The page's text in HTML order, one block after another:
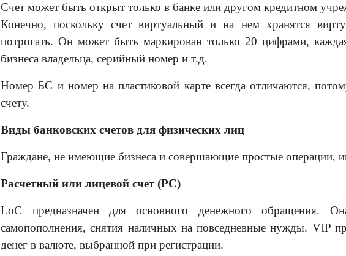
Счет может быть открыт только в банке или другом кредитном
Конечно, поскольку счет виртуальный и на нем хранятся
потрогать. Он может быть маркирован только 20 цифрами,
бизнеса владельца, серийный номер и т.д.
Номер БС и номер на пластиковой карте всегда отличаются,
счету.
Виды банковских счетов для физических лиц
Граждане, не имеющие бизнеса и совершающие простые операции,
Расчетный или лицевой счет (РС)
LoC предназначен для основного денежного обращения.
самопополнения, снятия наличных на повседневные нужды. VIP
денег в валюте, выбранной при регистрации.